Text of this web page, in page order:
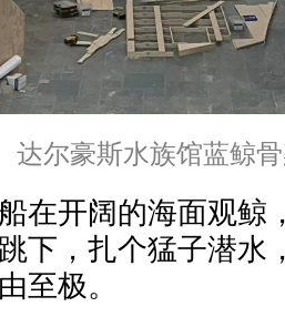
达尔豪斯水族馆蓝鲸
在开阔的海面观鲸
下，扎个猛子潜水
至极。